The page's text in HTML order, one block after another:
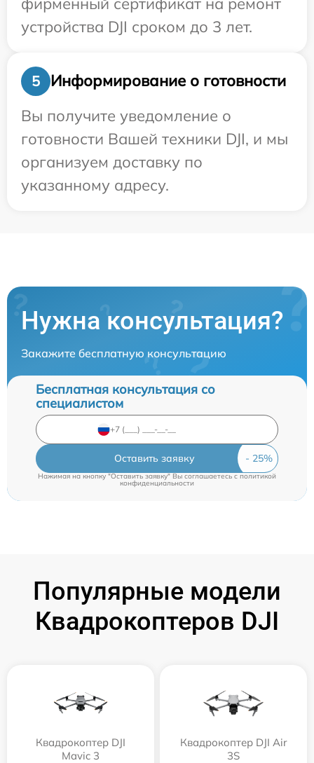
устройства DJI сроком до 3 лет.
5
Информирование о готовности
Вы получите уведомление о
готовности Вашей техники DJI, и мы
организуем доставку по
указанному адресу.
Нужна консультация?
Закажите бесплатную консультацию
Бесплатная консультация со
специалистом
Оставить заявку
Нажимая на кнопку "Оставить заявку" Вы соглашаетесь cполитикой
конфиденциальности
Популярные модели
Квадрокоптеров DJI
Квадрокоптер DJI
Mavic 3
Квадрокоптер DJI Air
3S